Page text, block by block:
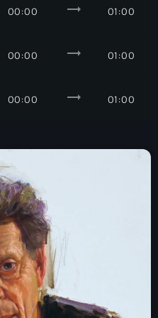
00:00 trending_flat 01:00
00:00 trending_flat 01:00
00:00 trending_flat 01:00